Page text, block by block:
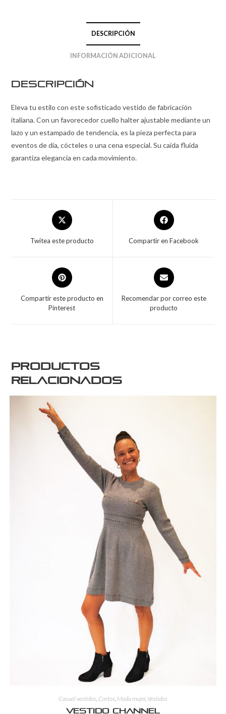
DESCRIPCIÓN
INFORMACIÓN ADICIONAL
Descripción
Eleva tu estilo con este sofisticado vestido de fabricación
italiana. Con un favorecedor cuello halter ajustable mediante un
lazo y un estampado de tendencia, es la pieza perfecta para
eventos de día, cócteles o una cena especial. Su caída fluida
garantiza elegancia en cada movimiento.
Twitea este producto Compartir en Facebook
Compartir este producto en
Pinterest
Recomendar por correo este
producto
Productos
relacionados
Casual vestidos Cortos Moda mujer, Vestidos
Vestido Channel